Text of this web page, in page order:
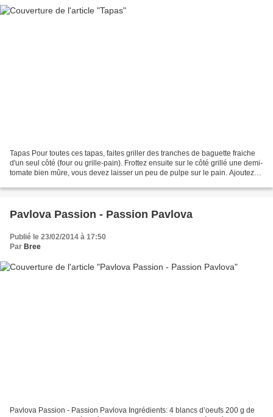
Tapas Pour toutes ces tapas, faites griller des tranches de baguette fraiche
d'un seul côté (four ou grille-pain). Frottez ensuite sur le côté grillé une demi-
tomate bien mûre, vous devez laisser un peu de pulpe sur le pain. Ajoutez
Pavlova Passion - Passion Pavlova
Publié le 23/02/2014 à 17:50
Par Bree
Pavlova Passion - Passion Pavlova Ingrédients: 4 blancs d’oeufs 200 g de